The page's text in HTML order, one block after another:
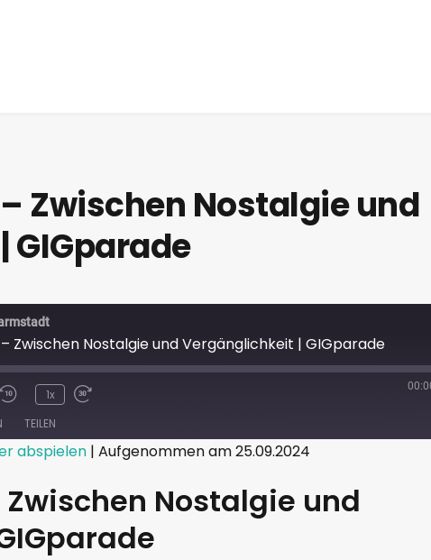
Zwischen Nostalgie und
Zwischen Nostalgie und Vergänglichkeit | GIGparade
1x
TEILEN
abspielen | Aufgenommen am 25.09.2024
Nostalgie und